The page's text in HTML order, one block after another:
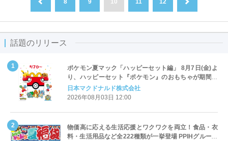
8 9 10 11 12
話題のリリース
ポケモン夏マック「ハッピーセット編」 8月7日(金)よ
り、ハッピーセット『ポケモン』のおもちゃが期間限
定登場
日本マクドナルド株式会社
2026年08月03日 12:00
物価高に応える生活応援とワクワクを両立！食品・衣
料・生活用品など全222種類が一挙登場 PPIHグループ